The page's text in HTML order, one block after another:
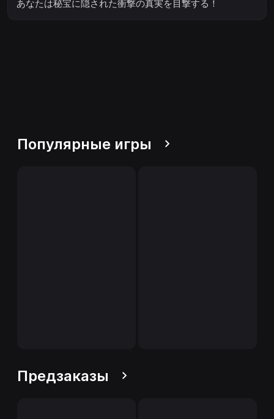
あなたは秘宝に隠された衝撃の真実を目撃する！
Популярные игры
Предзаказы